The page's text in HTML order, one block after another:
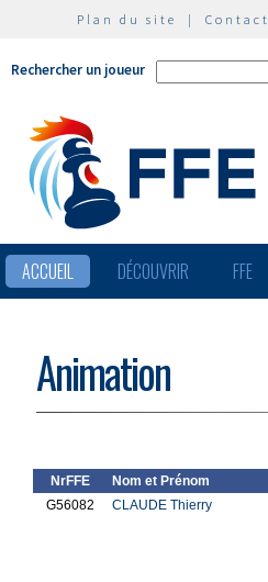
Plan du site | Contact
Rechercher un joueur
ACCUEIL DÉCOUVRIR FFE
Animation
NrFFE Nom et Prénom
G56082
CLAUDE Thierry